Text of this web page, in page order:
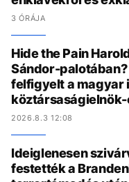
3 ÓRÁJA
Hide the Pain
Sándor-palotában?
felfigyelt a magyar
2026.8.3 12:08
Ideiglenesen
festették a